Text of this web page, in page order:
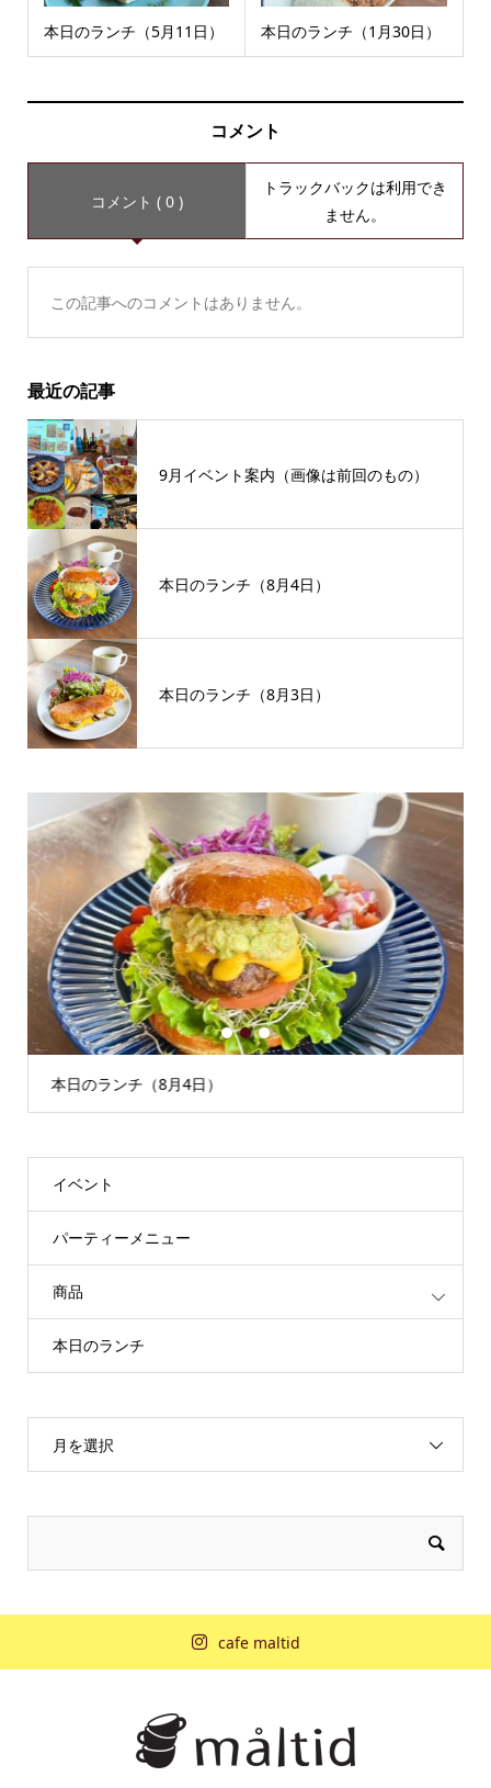
本日のランチ（5月11日） 本日のランチ（1月30日）
コメント
コメント ( 0 )
トラックバックは利用でき
ません。
この記事へのコメントはありません。
最近の記事
9月イベント案内（画像は前回のもの）
本日のランチ（8月4日）
本日のランチ（8月3日）
本日のランチ（8月4日）
1 2 3
イベント
パーティーメニュー
商品
本日のランチ
月を選択
cafe maltid